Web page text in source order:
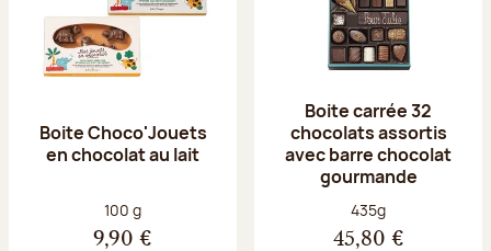
Boite Choco'Jouets
en chocolat au lait
Poids net :
100 g
9,90 €
Boite carrée 32
chocolats assortis
avec barre chocolat
gourmande
Poids net :
435g
45,80 €